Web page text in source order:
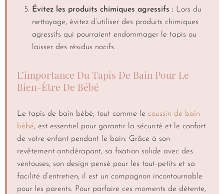
Évitez les produits chimiques agressifs : Lors du
nettoyage, évitez d’utiliser des produits chimiques
agressifs qui pourraient endommager le tapis ou
laisser des résidus nocifs.
L’importance Du Tapis De Bain Pour Le
Bien-Être De Bébé
Le tapis de bain bébé, tout comme le coussin de bain
bébé, est essentiel pour garantir la sécurité et le confort
de votre enfant pendant le bain. Grâce à son
revêtement antidérapant, sa fixation solide avec des
ventouses, son design pensé pour les tout-petits et sa
facilité d’entretien, il est un compagnon incontournable
pour les parents. Pour parfaire ces moments de détente,